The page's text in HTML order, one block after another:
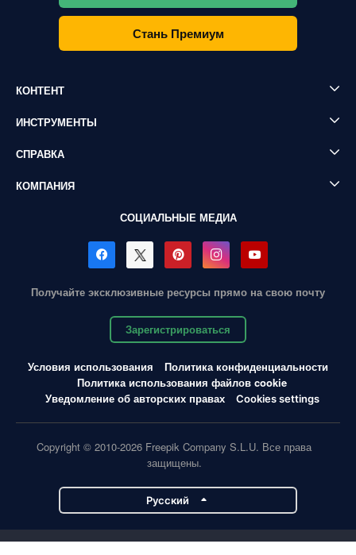
Стань Премиум
КОНТЕНТ
ИНСТРУМЕНТЫ
СПРАВКА
КОМПАНИЯ
СОЦИАЛЬНЫЕ МЕДИА
Получайте эксклюзивные ресурсы прямо на свою почту
Зарегистрироваться
Условия использования
Политика конфиденциальности
Политика использования файлов cookie
Уведомление об авторских правах
Cookies settings
Copyright © 2010-2026 Freepik Company S.L.U. Все права
защищены.
Pусский